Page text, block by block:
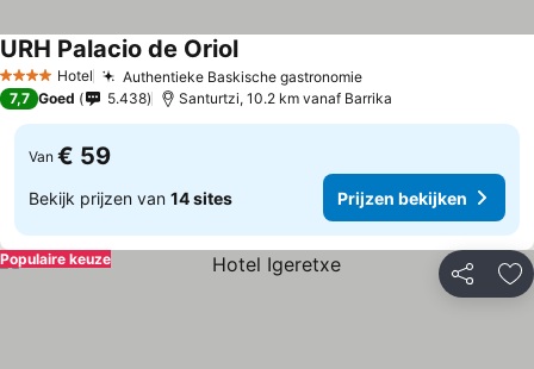
4 SterrenHotel Authentieke Baskische gastronomie
URH Palacio de Oriol
7,7 Goed 5.438 Santurtzi, 10.2 km vanaf Barrika
Van € 59
Bekijk prijzen van 14 sites Prijzen bekijken
Delen
Populaire keuze